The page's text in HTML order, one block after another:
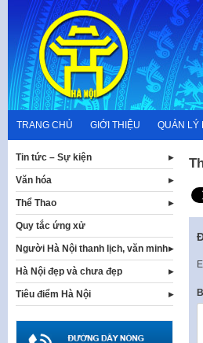
content
TRANG CHỦ GIỚI THIỆU QUẢN LÝ
Tin tức – Sự kiện
Văn hóa
Thể Thao
Quy tắc ứng xử
Người Hà Nội thanh lịch, văn minh
Hà Nội đẹp và chưa đẹp
Tiêu điểm Hà Nội